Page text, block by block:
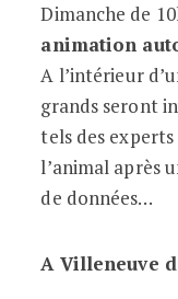
Dimanche de
animation
A l’intérieur
grands seront
tels des
l’animal après
de données…
A Villeneuve